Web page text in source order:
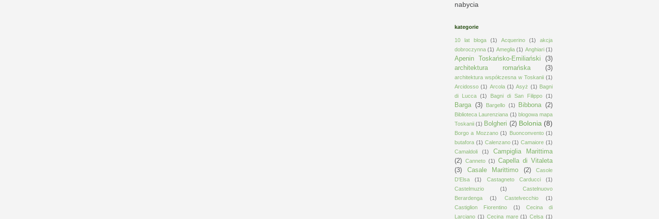
nabycia
kategorie
10 lat bloga (1) Acquerino (1)
akcja
dobroczynna (1) Ameglia (1) Anghiari (1)
Apenin Toskańsko-Emiliański
(3)
architektura romańska
(3)
architektura współczesna w Toskanii (1)
Arcidosso (1) Arcola (1) Asyż (1) Bagni
di Lucca (1) Bagni di San Filippo (1)
Barga (3) Bargello (1) Bibbona (2)
Biblioteca Laurenziana (1) blogowa mapa
Toskanii (1) Bolgheri (2) Bolonia (8)
Borgo a Mozzano (1) Buonconvento (1)
butafora (1) Calenzano (1) Camaiore (1)
Camaldoli
(1)
Campiglia Marittima
(2) Canneto (1) Capella di Vitaleta
(3)
Casale Marittimo (2)
Casole
D'Elsa
(1) Castagneto Carducci
(1)
Castelmuzio
(1)
Castelnuovo
Berardenga
(1) Castelvecchio
(1)
Castiglion Fiorentino
(1)
Cecina di
Larciano (1) Cecina mare (1) Celsa (1)